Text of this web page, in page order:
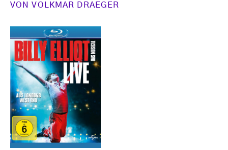
VONVOLKMAR DRAEGER